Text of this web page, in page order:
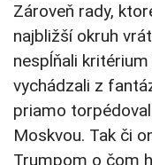
Zároveň rady,
najbližší okruh
nespĺňali
vychádzali z
priamo
Moskvou. Tak či
Trumpom o čom